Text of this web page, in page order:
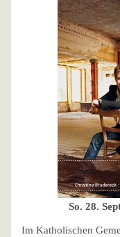
So. 28.
Im Katholischen